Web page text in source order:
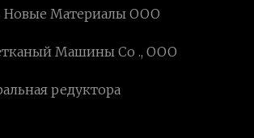
Новые Материалы ООО
Машины Co ., ООО
редуктора